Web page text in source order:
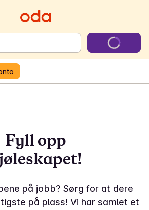
Fyll opp
på jobb? Sørg for at dere
på plass! Vi har samlet et